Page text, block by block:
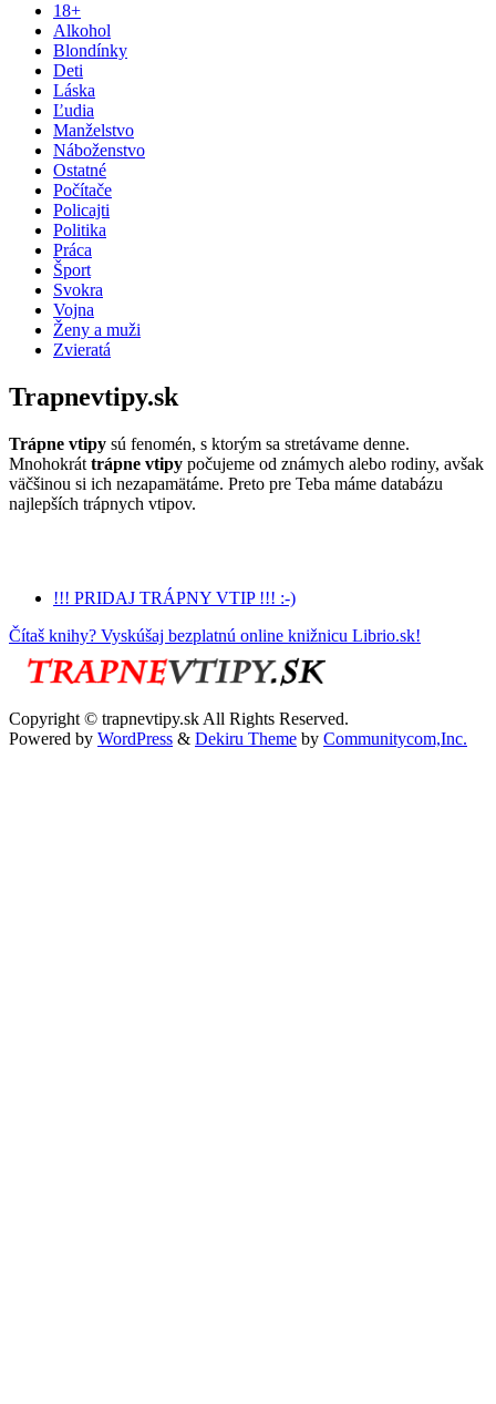
18+
Alkohol
Blondínky
Deti
Láska
Ľudia
Manželstvo
Náboženstvo
Ostatné
Počítače
Policajti
Politika
Práca
Šport
Svokra
Vojna
Ženy a muži
Zvieratá
Trapnevtipy.sk
Trápne vtipy sú fenomén, s ktorým sa stretávame denne.
Mnohokrát trápne vtipy počujeme od známych alebo rodiny, avšak
väčšinou si ich nezapamätáme. Preto pre Teba máme databázu
najlepších trápnych vtipov.
!!! PRIDAJ TRÁPNY VTIP !!! :-)
Čítaš knihy? Vyskúšaj bezplatnú online knižnicu Librio.sk!
Copyright © trapnevtipy.sk All Rights Reserved.
Powered by WordPress & Dekiru Theme by Communitycom,Inc.